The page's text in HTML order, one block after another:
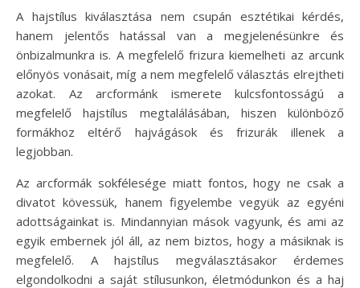
A hajstílus kiválasztása nem csupán esztétikai kérdés,
hanem jelentős hatással van a megjelenésünkre és
önbizalmunkra is. A megfelelő frizura kiemelheti az arcunk
előnyös vonásait, míg a nem megfelelő választás elrejtheti
azokat. Az arcformánk ismerete kulcsfontosságú a
megfelelő hajstílus megtalálásában, hiszen különböző
formákhoz eltérő hajvágások és frizurák illenek a
legjobban.
Az arcformák sokfélesége miatt fontos, hogy ne csak a
divatot kövessük, hanem figyelembe vegyük az egyéni
adottságainkat is. Mindannyian mások vagyunk, és ami az
egyik embernek jól áll, az nem biztos, hogy a másiknak is
megfelelő. A hajstílus megválasztásakor érdemes
elgondolkodni a saját stílusunkon, életmódunkon és a haj